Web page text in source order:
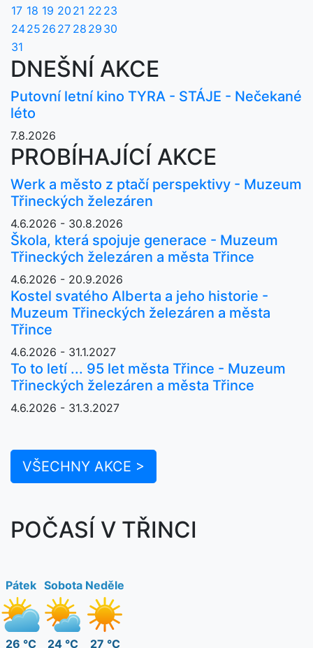
17 18 19 20 21 22 23
2425 26 27 28 29 30
31
DNEŠNÍ AKCE
Putovní letní kino TYRA - STÁJE - Nečekané
léto
7.8.2026
PROBÍHAJÍCÍ AKCE
Werk a město z ptačí perspektivy - Muzeum
Třineckých železáren
4.6.2026 - 30.8.2026
Škola, která spojuje generace - Muzeum
Třineckých železáren a města Třince
4.6.2026 - 20.9.2026
Kostel svatého Alberta a jeho historie -
Muzeum Třineckých železáren a města
Třince
4.6.2026 - 31.1.2027
To to letí ... 95 let města Třince - Muzeum
Třineckých železáren a města Třince
4.6.2026 - 31.3.2027
VŠECHNY AKCE >
POČASÍ V TŘINCI
Pátek
26 °C
Sobota
24 °C
Neděle
27 °C